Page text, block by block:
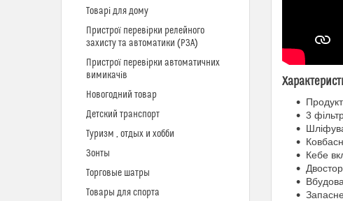
3
Кебе
Товарі для дому
Пристрої перевірки релейного
захисту та автоматики (РЗА)
Пристрої перевірки автоматичних
вимикачів
Новогодний товар
Детский транспорт
Туризм , отдых и хобби
Зонты
Торговые шатры
Товары для спорта